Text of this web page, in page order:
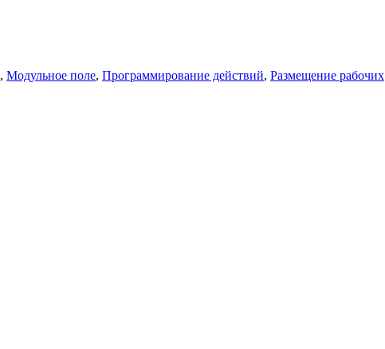
, Модульное поле, Программирование действий, Размещение рабочих